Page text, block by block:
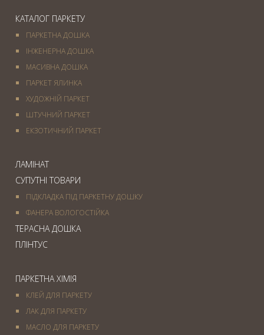
КАТАЛОГ ПАРКЕТУ
ПАРКЕТНА ДОШКА
ІНЖЕНЕРНА ДОШКА
МАСИВНА ДОШКА
ПАРКЕТ ЯЛИНКА
ХУДОЖНІЙ ПАРКЕТ
ШТУЧНИЙ ПАРКЕТ
ЕКЗОТИЧНИЙ ПАРКЕТ
ЛАМІНАТ
СУПУТНІ ТОВАРИ
ПІДКЛАДКА ПІД ПАРКЕТНУ ДОШКУ
ФАНЕРА ВОЛОГОСТІЙКА
ТЕРАСНА ДОШКА
ПЛІНТУС
ПАРКЕТНА ХІМІЯ
КЛЕЙ ДЛЯ ПАРКЕТУ
ЛАК ДЛЯ ПАРКЕТУ
МАСЛО ДЛЯ ПАРКЕТУ